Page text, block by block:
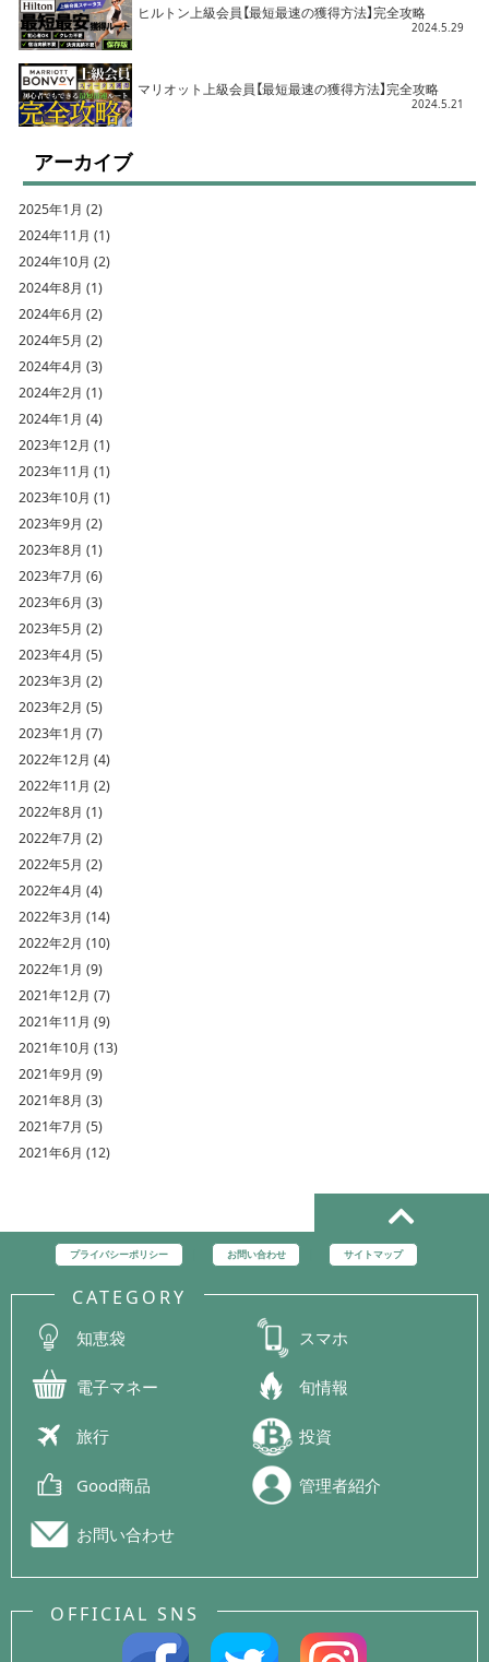
ヒルトン上級会員【最短最速の獲得方法】完全攻略
2024.5.29
マリオット上級会員【最短最速の獲得方法】完全攻略
2024.5.21
アーカイブ
2025年1月 (2)
2024年11月 (1)
2024年10月 (2)
2024年8月 (1)
2024年6月 (2)
2024年5月 (2)
2024年4月 (3)
2024年2月 (1)
2024年1月 (4)
2023年12月 (1)
2023年11月 (1)
2023年10月 (1)
2023年9月 (2)
2023年8月 (1)
2023年7月 (6)
2023年6月 (3)
2023年5月 (2)
2023年4月 (5)
2023年3月 (2)
2023年2月 (5)
2023年1月 (7)
2022年12月 (4)
2022年11月 (2)
2022年8月 (1)
2022年7月 (2)
2022年5月 (2)
2022年4月 (4)
2022年3月 (14)
2022年2月 (10)
2022年1月 (9)
2021年12月 (7)
2021年11月 (9)
2021年10月 (13)
2021年9月 (9)
2021年8月 (3)
2021年7月 (5)
2021年6月 (12)
プライバシーポリシー お問い合わせ サイトマップ
CATEGORY
知恵袋 スマホ
電子マネー 旬情報
旅行 投資
Good商品 管理者紹介
お問い合わせ
OFFICIAL SNS